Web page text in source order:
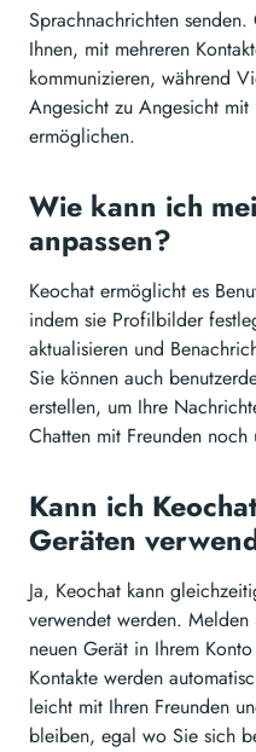
Sprachnachrichten
Ihnen, mit mehreren
kommunizieren, während
Angesicht zu Angesicht
ermöglichen.
Wie kann ich
anpassen?
Keochat ermöglicht es
indem sie Profilbilder
aktualisieren und
Sie können auch
erstellen, um Ihre
Chatten mit Freunden noch
Kann ich
Geräten
Ja, Keochat kann
verwendet werden.
neuen Gerät in Ihrem
Kontakte werden
leicht mit Ihren Freunden
bleiben, egal wo Sie sich